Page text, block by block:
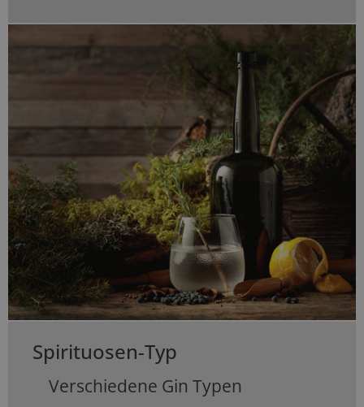
Spirituosen-Typ
Verschiedene Gin Typen